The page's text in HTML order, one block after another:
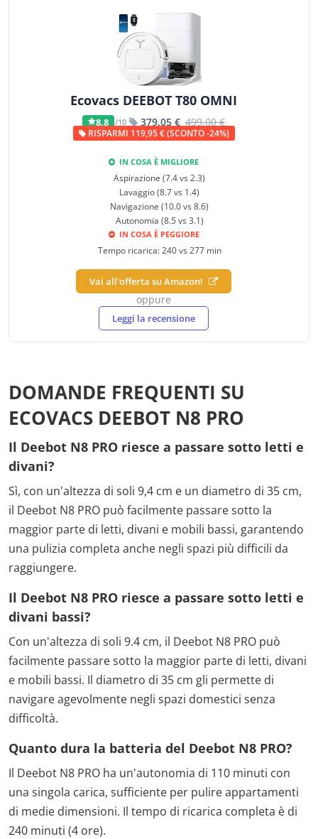
Ecovacs DEEBOT T80 OMNI
8,8 /10 379,05 € 499,00 €
RISPARMI 119,95 € (SCONTO -24%)
IN COSA È MIGLIORE
Aspirazione (7.4 vs 2.3)
Lavaggio (8.7 vs 1.4)
Navigazione (10.0 vs 8.6)
Autonomia (8.5 vs 3.1)
IN COSA È PEGGIORE
Tempo ricarica: 240 vs 277 min
Vai all'offerta su Amazon!
oppure
Leggi la recensione
DOMANDE FREQUENTI SU
ECOVACS DEEBOT N8 PRO
Il Deebot N8 PRO riesce a passare sotto letti e
divani?
Sì, con un'altezza di soli 9,4 cm e un diametro di 35 cm,
il Deebot N8 PRO può facilmente passare sotto la
maggior parte di letti, divani e mobili bassi, garantendo
una pulizia completa anche negli spazi più difficili da
raggiungere.
Il Deebot N8 PRO riesce a passare sotto letti e
divani bassi?
Con un'altezza di soli 9.4 cm, il Deebot N8 PRO può
facilmente passare sotto la maggior parte di letti, divani
e mobili bassi. Il diametro di 35 cm gli permette di
navigare agevolmente negli spazi domestici senza
difficoltà.
Quanto dura la batteria del Deebot N8 PRO?
Il Deebot N8 PRO ha un'autonomia di 110 minuti con
una singola carica, sufficiente per pulire appartamenti
di medie dimensioni. Il tempo di ricarica completa è di
240 minuti (4 ore).